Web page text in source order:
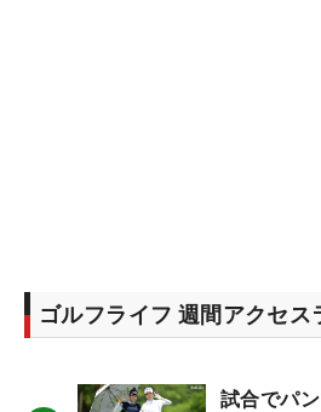
ゴルフライフ 週間アクセス
試合でパ